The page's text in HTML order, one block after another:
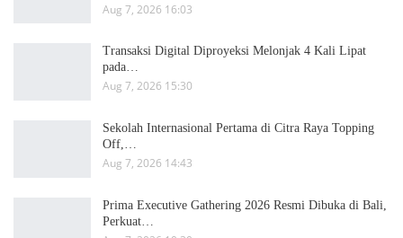
Aug 7, 2026 16:03
Transaksi Digital Diproyeksi Melonjak 4 Kali Lipat
pada…
Aug 7, 2026 15:30
Sekolah Internasional Pertama di Citra Raya Topping
Off,…
Aug 7, 2026 14:43
Prima Executive Gathering 2026 Resmi Dibuka di Bali,
Perkuat…